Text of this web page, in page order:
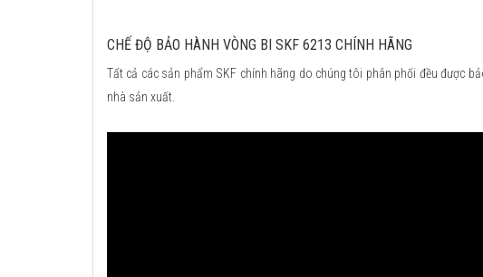
CHẾ ĐỘ BẢO HÀNH VÒNG BI SKF 6213 CHÍNH HÃNG
Tất cả các sản phẩm SKF chính hãng do chúng tôi phân phối đều được
nhà sản xuất.